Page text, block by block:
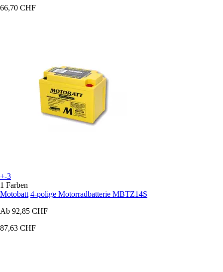
66,70 CHF
+-3
1 Farben
Motobatt 4-polige Motorradbatterie MBTZ14S
Ab 92,85 CHF
87,63 CHF